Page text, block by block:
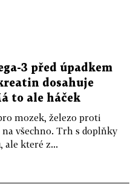
3 před úpadkem
dosahuje
to ale háček
mozek, železo proti
všechno. Trh s doplňky
ale které z...